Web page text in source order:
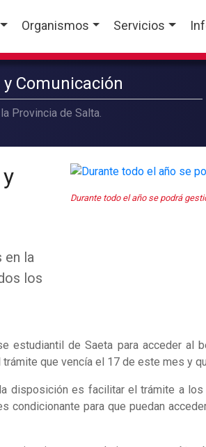
Organismos Servicios
Comunicación
Provincia de Salta.
en la
los
Durante todo el año se podrá
de Saeta para acceder al
que vencía el 17 de este mes y
disposición es facilitar el trámite a
condicionante para que puedan